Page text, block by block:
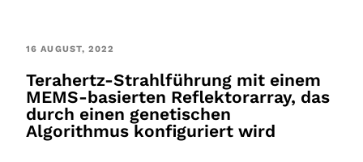
16 AUGUST, 2022
Terahertz-Strahlführung mit einem
MEMS-basierten Reflektorarray, das
durch einen genetischen
Algorithmus konfiguriert wird